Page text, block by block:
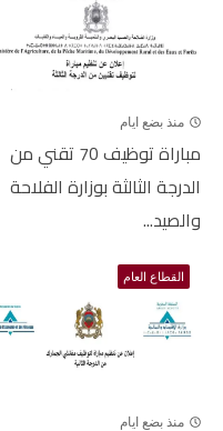
منذ بضع ايام
مباراة توظيف 70 تقني من
الدرجة الثالثة بوزارة الفلاحة
والصيد...
القطاع العام
منذ بضع ايام